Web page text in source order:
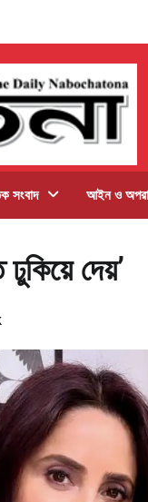
সংবাদ আইন ও
দেয়’